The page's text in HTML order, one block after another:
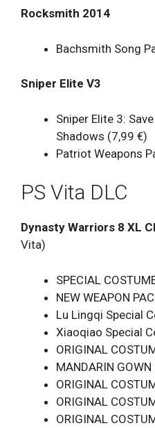
Rocksmith 2014
Bachsmith Song
Sniper Elite V3
Sniper Elite 3:
Shadows (7,99 €)
Patriot Weapons
PS Vita DLC
Dynasty Warriors 8 XL
Vita)
SPECIAL
NEW WEAPON
Lu Lingqi Special
Xiaoqiao Special
ORIGINAL
MANDARIN
ORIGINAL
ORIGINAL
ORIGINAL